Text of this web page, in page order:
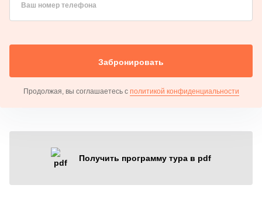
Ваш номер телефона
Забронировать
Продолжая, вы соглашаетесь с политикой конфиденциальности
Получить программу тура в pdf